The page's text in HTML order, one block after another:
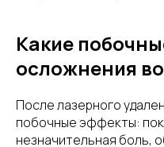
Какие
осложнения
После лазерного
побочные эффекты:
незначительная боль,